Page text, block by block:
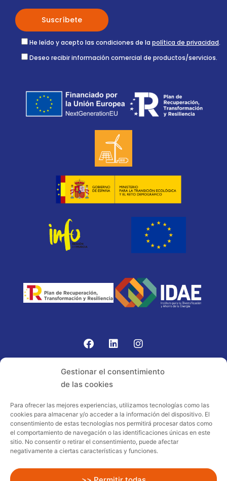
Gestionar el consentimiento
de las cookies
Para ofrecer las mejores experiencias, utilizamos tecnologías como las
cookies para almacenar y/o acceder a la información del dispositivo. El
consentimiento de estas tecnologías nos permitirá procesar datos como
el comportamiento de navegación o las identificaciones únicas en este
sitio. No consentir o retirar el consentimiento, puede afectar
negativamente a ciertas características y funciones.
He leído y acepto las condiciones de la política de privacidad.
Deseo recibir información comercial de productos/servicios.
Proyecto acogido al programa de
incentivos ligados al autoconsumo y
almacenamiento, con fuentes de energía
renovables, así como a la implantación
sector residencial en el marco del Plan